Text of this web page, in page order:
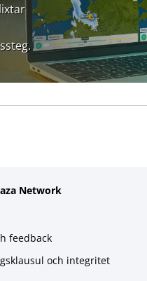
Network
feedback
och integritet